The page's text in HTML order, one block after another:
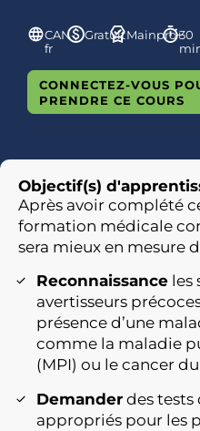
CAN-
fr
GratuitMainpro+30
CONNECTEZ-VOUS
PRENDRE CE COURS
Objectif(s)
Après avoir complété
formation médicale
sera mieux en mesure
Reconnaissance les
avertisseurs
présence d’une
comme la maladie
(MPI) ou le cancer
Demander des
appropriés pour les